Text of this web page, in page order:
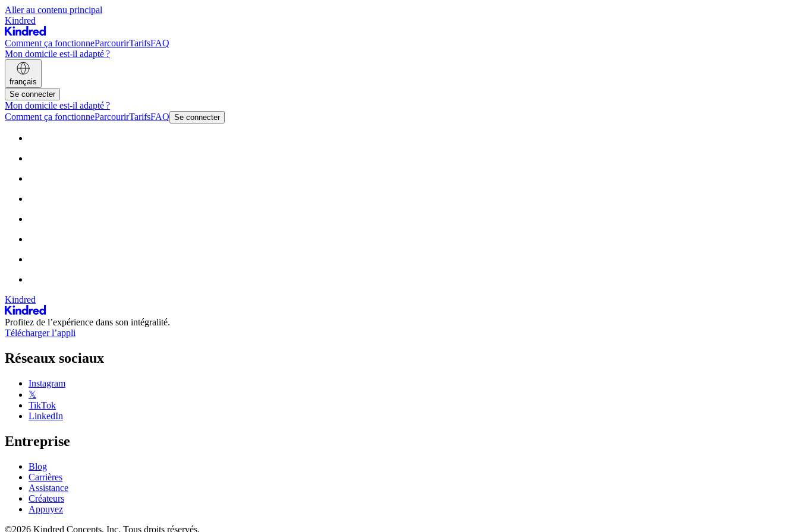
Aller au contenu principal
Kindred
Comment ça fonctionneParcourirTarifsFAQ
Mon domicile est-il adapté ?
français
Se connecter
Mon domicile est-il adapté ?
Comment ça fonctionneParcourirTarifsFAQ Se connecter
Kindred
Profitez de l’expérience dans son intégralité.
Télécharger l’appli
Réseaux sociaux
Instagram
𝕏
TikTok
LinkedIn
Entreprise
Blog
Carrières
Assistance
Créateurs
Appuyez
©2026 Kindred Concepts, Inc. Tous droits réservés.